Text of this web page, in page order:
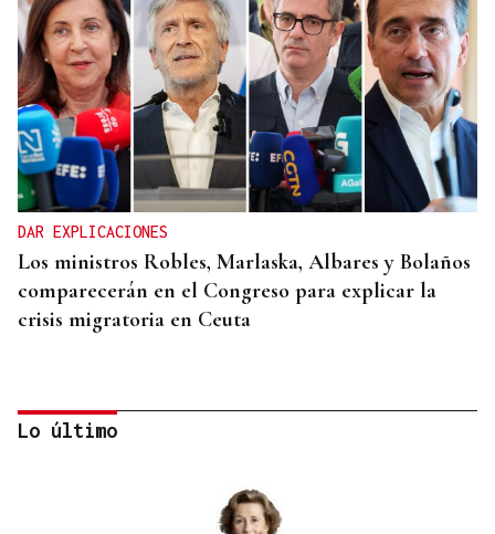
DAR EXPLICACIONES
Los ministros Robles, Marlaska, Albares y Bolaños
comparecerán en el Congreso para explicar la
crisis migratoria en Ceuta
Lo último